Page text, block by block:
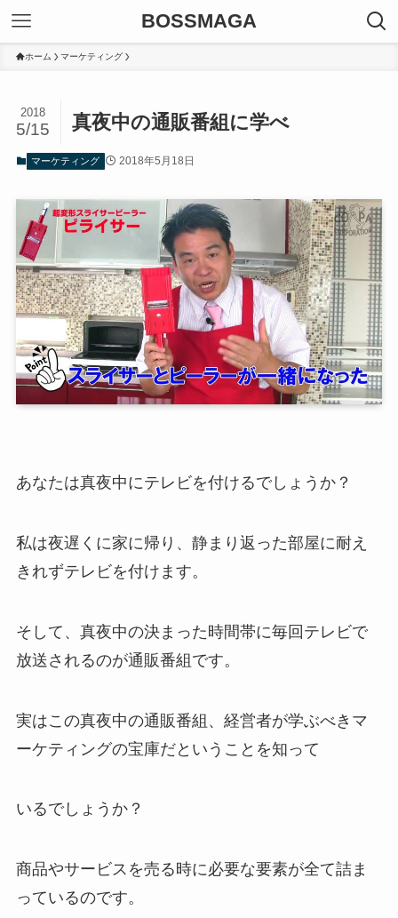
BOSSMAGA
ホーム マーケティング
真夜中の通販番組に学べ
2018
5/15
マーケティング 2018年5月18日
あなたは真夜中にテレビを付けるでしょうか？
私は夜遅くに家に帰り、静まり返った部屋に耐え
きれずテレビを付けます。
そして、真夜中の決まった時間帯に毎回テレビで
放送されるのが通販番組です。
実はこの真夜中の通販番組、経営者が学ぶべきマ
ーケティングの宝庫だということを知って
いるでしょうか？
商品やサービスを売る時に必要な要素が全て詰ま
っているのです。